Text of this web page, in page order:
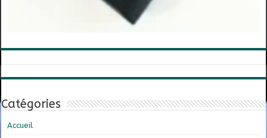
Catégories
Accueil